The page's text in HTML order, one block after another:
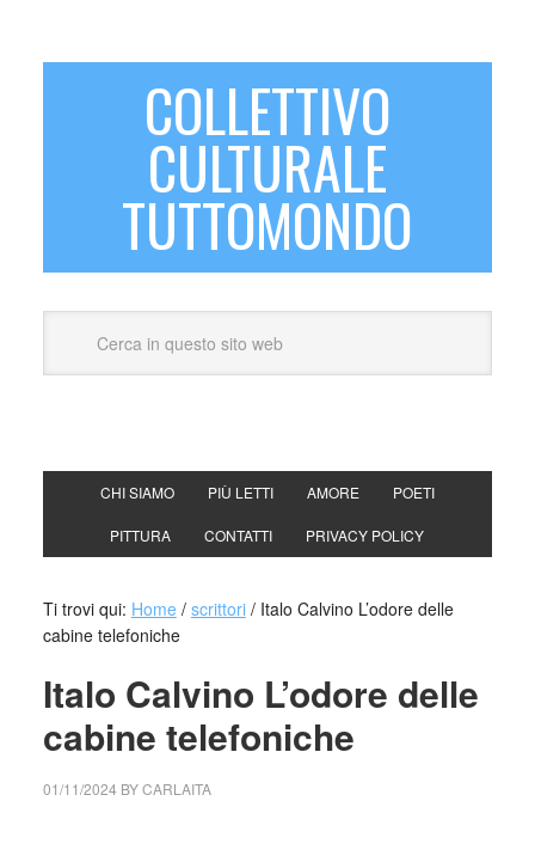
COLLETTIVO
CULTURALE
TUTTOMONDO
CHI SIAMO PIÙ LETTI AMORE POETI
PITTURA CONTATTI PRIVACY POLICY
Ti trovi qui: Home / scrittori /Italo Calvino L’odore delle
cabine telefoniche
Italo Calvino L’odore delle
cabine telefoniche
01/11/2024 BYCARLAITA